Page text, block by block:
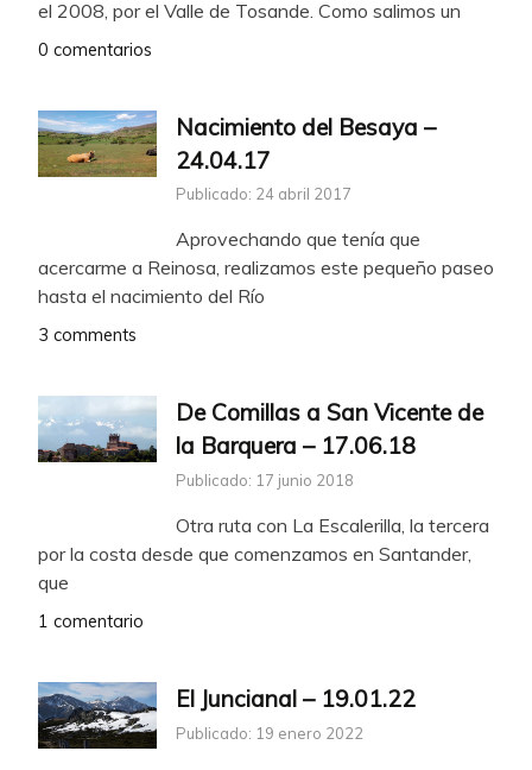
el 2008, por el Valle de Tosande. Como salimos un
0 comentarios
Nacimiento del Besaya –
24.04.17
Publicado: 24 abril 2017
Aprovechando que tenía que
acercarme a Reinosa, realizamos este pequeño paseo
hasta el nacimiento del Río
3 comments
De Comillas a San Vicente de
la Barquera – 17.06.18
Publicado: 17 junio 2018
Otra ruta con La Escalerilla, la tercera
por la costa desde que comenzamos en Santander,
que
1 comentario
El Juncianal – 19.01.22
Publicado: 19 enero 2022